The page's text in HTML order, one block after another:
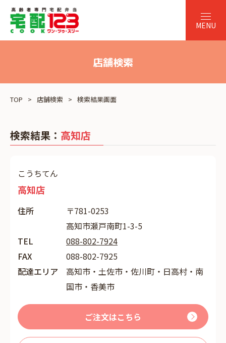
店舗検索
TOP 店舗検索 検索結果画面
検索結果： 高知店
こうちてん
高知店
住所
〒781-0253
高知市瀬戸南町1-3-5
TEL
088-802-7924
FAX
088-802-7925
配達エリア
高知市・土佐市・佐川町・日高村・南
国市・香美市
ご注文はこちら